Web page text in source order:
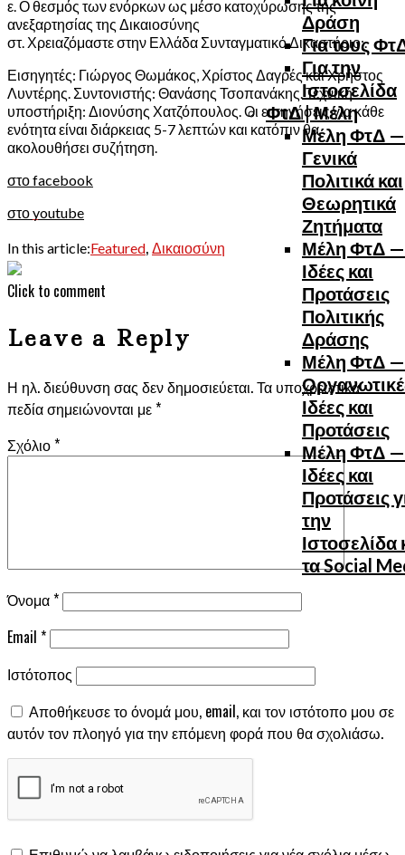
Δράση
Για τους
Για την
Ιστοσελίδα
ΦτΔ | Μέλη
Μέλη ΦτΔ —
Γενικά
Πολιτικά και
Θεωρητικά
Ζητήματα
Μέλη ΦτΔ —
Ιδέες και
Προτάσεις
Πολιτικής
Δράσης
Μέλη ΦτΔ —
Ιδέες και
Προτάσεις
Μέλη ΦτΔ —
Ιδέες και
Προτάσεις
την
Ιστοσελίδα
τα Social
ε. Ο θεσμός των ενόρκων ως μέσο κατοχύρωσης της
ανεξαρτησίας της Δικαιοσύνης
στ. Χρειαζόμαστε στην Ελλάδα Συνταγματικό Δικαστήριο;.
Εισηγητές: Γιώργος Θωμάκος, Χρίστος Δαγρές και Χρήστος
Λυντέρης. Συντονιστής: Θανάσης Τσοπανάκης. Τεχνική
υποστήριξη: Διονύσης Χατζόπουλος. Οι εισηγήσεις για κάθε
ενότητα είναι διάρκειας 5-7 λεπτών και κατόπιν θα
ακολουθήσει συζήτηση.
στο facebook
στο youtube
In this article:Featured, Δικαιοσύνη
Click to comment
Leave a Reply
Η ηλ. διεύθυνση σας δεν δημοσιεύεται.Τα υποχρεωτικά
πεδία σημειώνονται με*
Σχόλιο*
Όνομα*
Email *
Ιστότοπος
Αποθήκευσε το όνομά μου, email, και τον ιστότοπο μου σε
αυτόν τον πλοηγό για την επόμενη φορά που θα σχολιάσω.